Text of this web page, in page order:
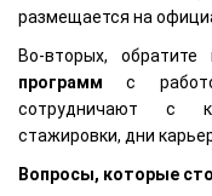
размещается на
Во-вторых,
программ с
сотрудничают с
стажировки, дни
Вопросы, которые